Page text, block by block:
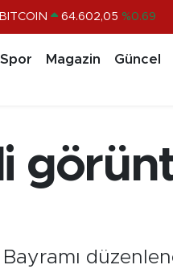
DOLAR 47,6006 %0.06
BITCOIN 64.602,05 %0.69
Spor Magazin Güncel